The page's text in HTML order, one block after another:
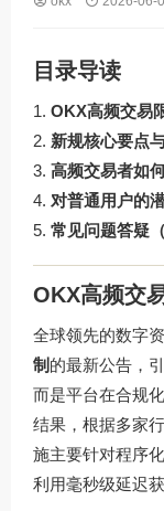
目录导读
OKX高频交易
新规核心要点
高频交易者如
对普通用户的
常见问题答疑（
OKX高频交
全球领先的数字
制 的最新公告，
而是平台在合规
结果，根据多家
施主要针对程序
利用毫秒级延迟获